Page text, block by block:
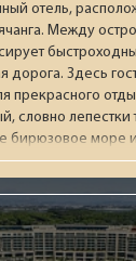
отель,
Между
дорога. Здесь
прекрасного
словно лепестки
бирюзовое море
крошечные
корты
Vinpaerl был